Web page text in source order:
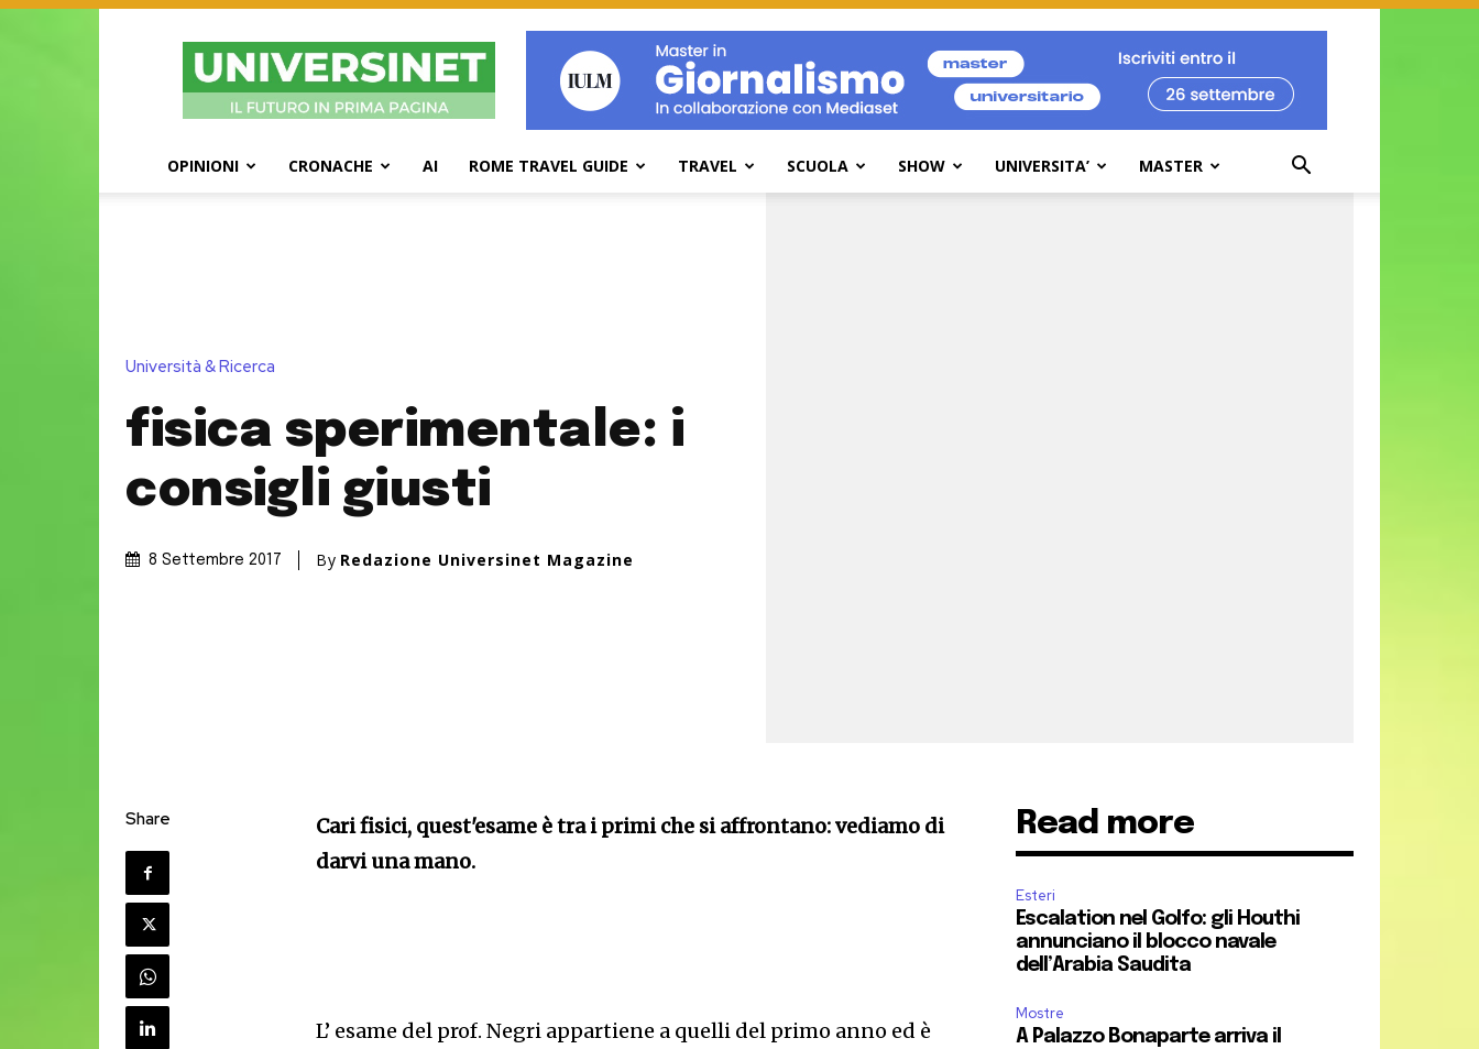
UniversiNet
Magazine
OPINIONI CRONACHE AI ROME TRAVEL GUIDE TRAVEL SCUOLA SHOW UNIVERSITA’ MASTER
Università & Ricerca
fisica sperimentale: i
consigli giusti
8 Settembre 2017 By Redazione Universinet Magazine
Share
Cari fisici, quest'esame è tra i primi che si affrontano: vediamo di
darvi una mano.
L’ esame del prof. Negri appartiene a quelli del primo anno ed è
Read more
Esteri
Escalation nel Golfo: gli Houthi
annunciano il blocco navale
dell’Arabia Saudita
Mostre
A Palazzo Bonaparte arriva il